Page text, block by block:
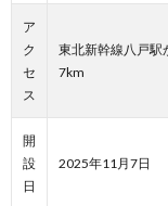
ア
ク
セ
ス
東北新幹線八戸駅
7km
開
設
日
2025年11月7日